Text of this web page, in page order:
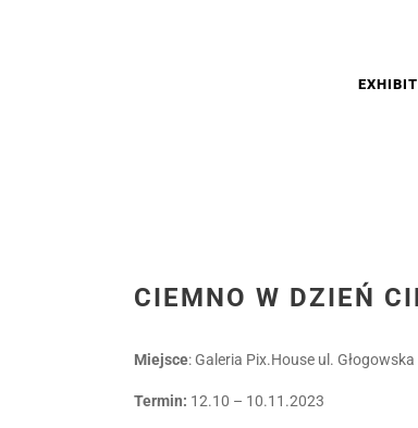
CIEMNO W DZIEŃ
Miejsce: Galeria Pix.House ul.
Termin: 12.10 – 10.11.2023